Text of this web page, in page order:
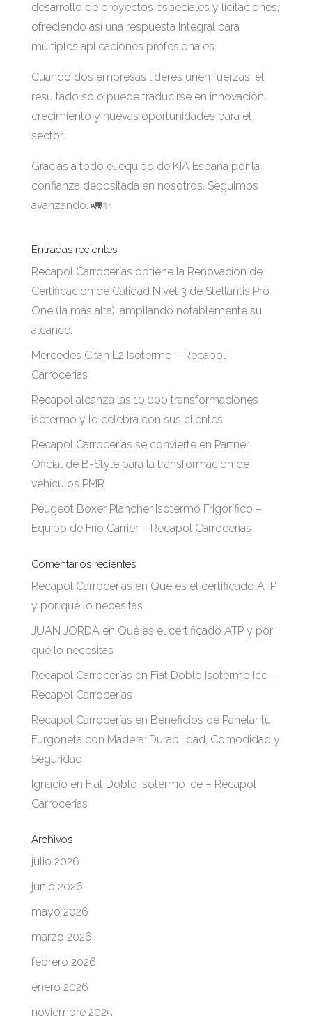
desarrollo de proyectos especiales y licitaciones,
ofreciendo así una respuesta integral para
múltiples aplicaciones profesionales.
Cuando dos empresas líderes unen fuerzas, el
resultado solo puede traducirse en innovación,
crecimiento y nuevas oportunidades para el
sector.
Gracias a todo el equipo de KIA España por la
confianza depositada en nosotros. Seguimos
avanzando. 🚛✨
Entradas recientes
Recapol Carrocerías obtiene la Renovación de
Certificación de Calidad Nivel 3 de Stellantis Pro
One (la más alta), ampliando notablemente su
alcance.
Mercedes Citan L2 Isotermo – Recapol
Carrocerías
Recapol alcanza las 10.000 transformaciones
isotermo y lo celebra con sus clientes
Recapol Carrocerías se convierte en Partner
Oficial de B-Style para la transformación de
vehículos PMR
Peugeot Boxer Plancher Isotermo Frigorífico –
Equipo de Frío Carrier – Recapol Carrocerías
Comentarios recientes
Recapol Carrocerías en Qué es el certificado ATP
y por qué lo necesitas
JUAN JORDAen Qué es el certificado ATP y por
qué lo necesitas
Recapol Carrocerías en Fiat Doblò Isotermo Ice –
Recapol Carrocerías
Recapol Carrocerías en Beneficios de Panelar tu
Furgoneta con Madera: Durabilidad, Comodidad y
Seguridad
Ignacio en Fiat Doblò Isotermo Ice – Recapol
Carrocerías
Archivos
julio 2026
junio 2026
mayo 2026
marzo 2026
febrero 2026
enero 2026
noviembre 2025